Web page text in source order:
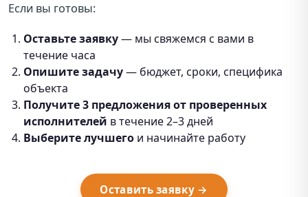
Если вы готовы:
Оставьте заявку— мы свяжемся с вами в
течение часа
Опишите задачу— бюджет, сроки, специфика
объекта
Получите 3 предложения от проверенных
исполнителей в течение 2–3 дней
Выберите лучшего и начинайте работу
Оставить заявку →